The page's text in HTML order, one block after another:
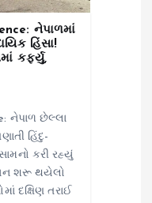
નેપાળમાં
હિંસા!
કર્ફ્યુ,
નેપાળ છેલ્લા
હિંદુ-
કરી રહ્યું
શરૂ થયેલો
દક્ષિણ તરાઈ